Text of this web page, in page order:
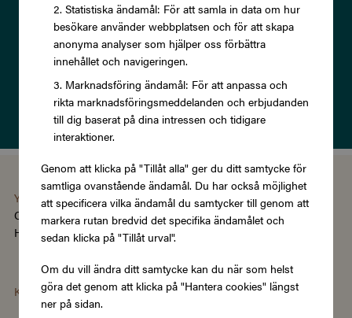
Statistiska ändamål: För att samla in data om hur
besökare använder webbplatsen och för att skapa
anonyma analyser som hjälper oss förbättra
innehållet och navigeringen.
Marknadsföring ändamål: För att anpassa och
rikta marknadsföringsmeddelanden och erbjudanden
till dig baserat på dina intressen och tidigare
interaktioner.
Genom att klicka på "Tillåt alla" ger du ditt samtycke för
samtliga ovanstående ändamål. Du har också möjlighet
att specificera vilka ändamål du samtycker till genom att
markera rutan bredvid det specifika ändamålet och
sedan klicka på "Tillåt urval".
Om du vill ändra ditt samtycke kan du när som helst
göra det genom att klicka på "Hantera cookies" längst
ner på sidan.
Prenumerera
Läs om vårIntegritetspolicy
You're using the Swedish version of Zupergift
Change language/region
Hantera cookies
Köpvillkor |
Kategorier